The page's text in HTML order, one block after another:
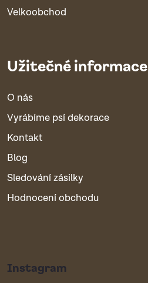
Velkoobchod
Užitečné informace
O nás
Vyrábíme psí dekorace
Kontakt
Blog
Sledování zásilky
Hodnocení obchodu
Instagram